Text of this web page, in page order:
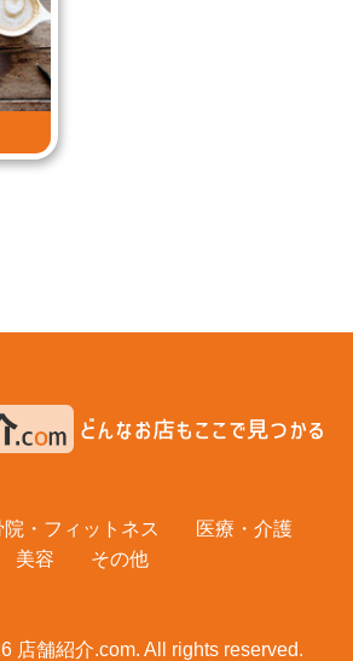
院・フィットネス
医療・介護
美容
その他
店舗紹介.com. All rights reserved.